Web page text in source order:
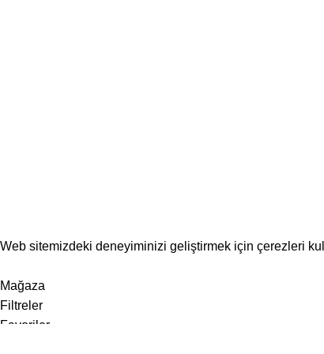
Web sitemizdeki deneyiminizi geliştirmek için çerezleri
Mağaza
Filtreler
Favoriler